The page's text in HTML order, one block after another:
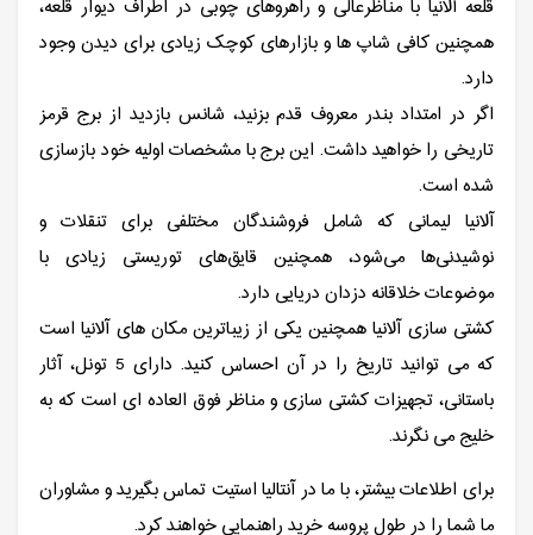
قلعه آلانیا با مناظرعالی و راهروهای چوبی در اطراف دیوار قلعه،
همچنین کافی شاپ ها و بازارهای کوچک زیادی برای دیدن وجود
دارد.
اگر در امتداد بندر معروف قدم بزنید، شانس بازدید از برج قرمز
تاریخی را خواهید داشت. این برج با مشخصات اولیه خود بازسازی
شده است.
آلانیا لیمانی که شامل فروشندگان مختلفی برای تنقلات و
نوشیدنی‌ها می‌شود، همچنین قایق‌های توریستی زیادی با
موضوعات خلاقانه دزدان دریایی دارد.
کشتی سازی آلانیا همچنین یکی از زیباترین مکان های آلانیا است
که می توانید تاریخ را در آن احساس کنید. دارای 5 تونل، آثار
باستانی، تجهیزات کشتی سازی و مناظر فوق العاده ای است که به
خلیج می نگرند.
برای اطلاعات بیشتر، با ما در آنتالیا استیت تماس بگیرید و مشاوران
ما شما را در طول پروسه خرید راهنمایی خواهند کرد.